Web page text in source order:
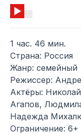
1 час. 46 мин.
Страна: Россия
Жанр: семейный
Режиссер:
Актёры:
Агапов,
Надежда
Ограничение: 6+